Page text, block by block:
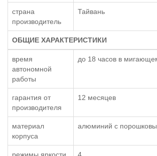
страна
производитель
Тайвань
ОБЩИЕ ХАРАКТЕРИСТИКИ
время
автономной
работы
до 18 часов в
гарантия от
производителя
12 месяцев
материал
корпуса
алюминий с
режимы яркости 4